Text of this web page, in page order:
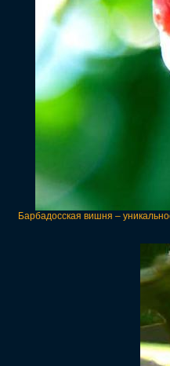
Барбадосская вишня –